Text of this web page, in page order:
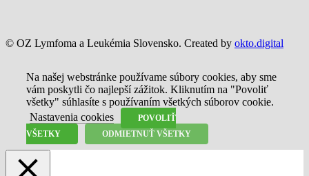
© OZ Lymfoma a Leukémia Slovensko. Created by okto.digital
Na našej webstránke používame súbory cookies, aby sme
vám poskytli čo najlepší zážitok. Kliknutím na "Povoliť
všetky" súhlasíte s používaním všetkých súborov cookie.
Nastavenia cookies
POVOLIŤ
VŠETKY
ODMIETNUŤ VŠETKY